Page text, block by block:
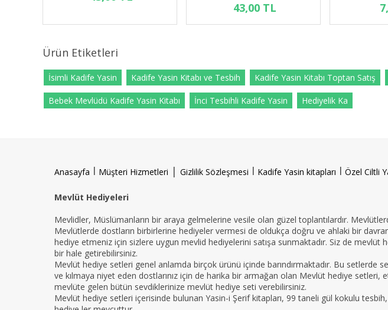
Ürün Etiketleri
İsimli Kadife Yasin Kadife Yasin Kitabı ve Tesbih Kadife Yasin Kitabı Toptan Satış
Bebek Mevlüdü Kadife Yasin Kitabı İnci Tesbihli Kadife Yasin Hediyelik Ka
Anasayfa l Müşteri Hizmetleri | Gizlilik Sözleşmesi l Kadife Yasin kitapları l Özel Ciltli
Mevlüt Hediyeleri
Mevlidler, Müslümanların bir araya gelmelerine vesile olan güzel toplantılardır.
Mevlütlerde dostların birbirlerine hediyeler vermesi de oldukça doğru ve ahlaki bir
hediye etmeniz için sizlere uygun mevlid hediyelerini satışa sunmaktadır. Siz de
bir hale getirebilirsiniz.
Mevlüt hediye setleri genel anlamda birçok ürünü içinde barındırmaktadır. Bu
ve kılmaya niyet eden dostlarınız için de harika bir armağan olan Mevlüt hediye
mevlüte gelen bütün sevdiklerinize mevlüt hediye seti verebilirsiniz.
Mevlüt hediye setleri içerisinde bulunan Yasin-i Şerif kitapları, 99 taneli gül kokulu